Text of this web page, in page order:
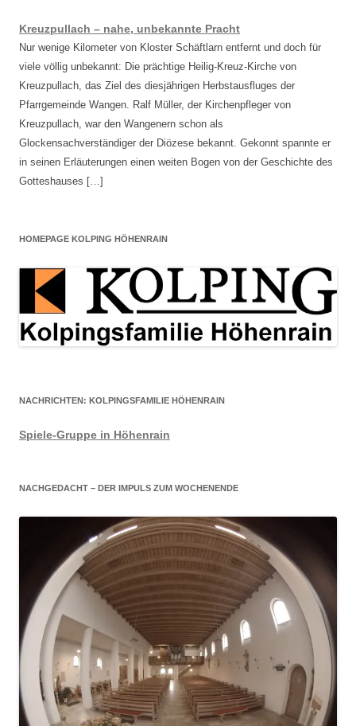
Kreuzpullach – nahe, unbekannte Pracht
Nur wenige Kilometer von Kloster Schäftlarn entfernt und doch für
viele völlig unbekannt: Die prächtige Heilig-Kreuz-Kirche von
Kreuzpullach, das Ziel des diesjährigen Herbstausfluges der
Pfarrgemeinde Wangen. Ralf Müller, der Kirchenpfleger von
Kreuzpullach, war den Wangenern schon als
Glockensachverständiger der Diözese bekannt. Gekonnt spannte er
in seinen Erläuterungen einen weiten Bogen von der Geschichte des
Gotteshauses […]
HOMEPAGE KOLPING HÖHENRAIN
NACHRICHTEN: KOLPINGSFAMILIE HÖHENRAIN
Spiele-Gruppe in Höhenrain
NACHGEDACHT – DER IMPULS ZUM WOCHENENDE